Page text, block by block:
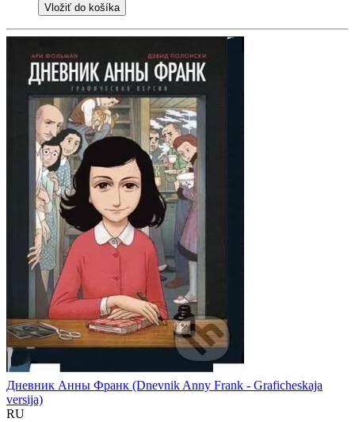
Vložiť do košíka
Дневник Анны Франк (Dnevnik Anny Frank - Graficheskaja
versija)
RU